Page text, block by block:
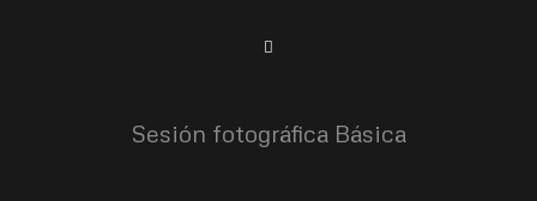
Sesión fotográfica Básica